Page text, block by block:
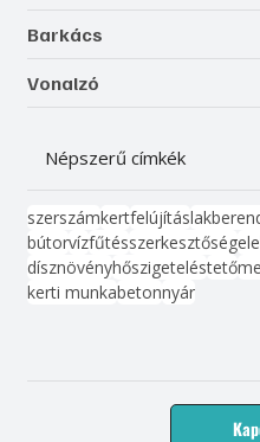
Barkács
Vonalzó
Népszerű címkék
szerszámkertfelújítás
bútorvízfűtésszerkesztőség
dísznövényhőszigeteléstető
kerti munkabetonnyár